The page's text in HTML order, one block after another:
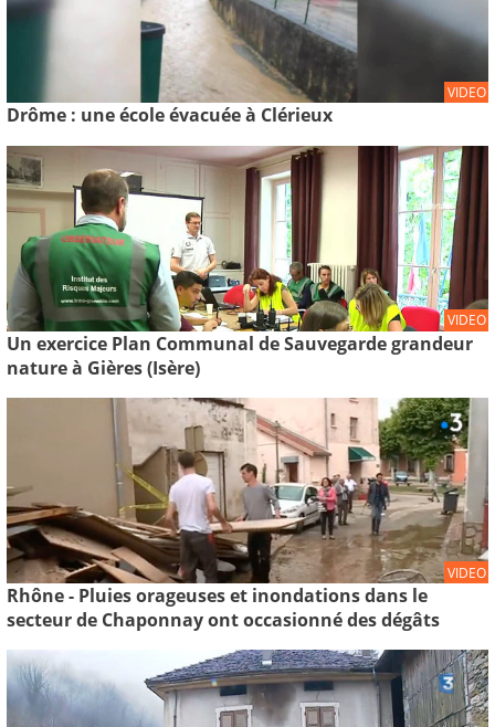
VIDEO
Drôme : une école évacuée à Clérieux
VIDEO
Un exercice Plan Communal de Sauvegarde grandeur
nature à Gières (Isère)
VIDEO
Rhône - Pluies orageuses et inondations dans le
secteur de Chaponnay ont occasionné des dégâts